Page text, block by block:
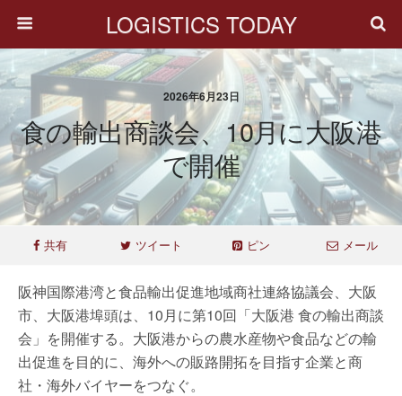
LOGISTICS TODAY
2026年6月23日
食の輸出商談会、10月に大阪港
で開催
共有 ツイート ピン メール
阪神国際港湾と食品輸出促進地域商社連絡協議会、大阪
市、大阪港埠頭は、10月に第10回「大阪港 食の輸出商談
会」を開催する。大阪港からの農水産物や食品などの輸
出促進を目的に、海外への販路開拓を目指す企業と商
社・海外バイヤーをつなぐ。